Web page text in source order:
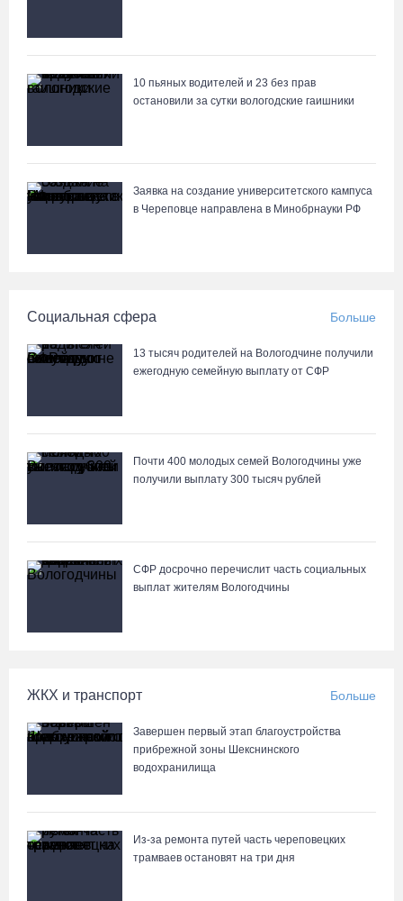
10 пьяных водителей и 23 без прав
остановили за сутки вологодские гаишники
Заявка на создание университетского кампуса
в Череповце направлена в Минобрнауки РФ
Социальная сфера Больше
13 тысяч родителей на Вологодчине получили
ежегодную семейную выплату от СФР
Почти 400 молодых семей Вологодчины уже
получили выплату 300 тысяч рублей
СФР досрочно перечислит часть социальных
выплат жителям Вологодчины
ЖКХ и транспорт Больше
Завершен первый этап благоустройства
прибрежной зоны Шекснинского
водохранилища
Из-за ремонта путей часть череповецких
трамваев остановят на три дня